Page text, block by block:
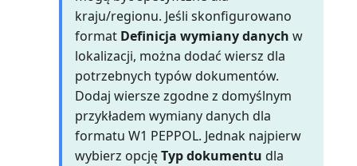
Uzgodnij konta nabywców i
dostawców (raport)
Wartość księgowa środka
trwałego 01 (raport)
Wartość księgowa środka
trwałego 02 (raport)
kraju/regionu. Jeśli skonfigurowano
format Definicja wymiany danych w
lokalizacji, można dodać wiersz dla
potrzebnych typów dokumentów.
Dodaj wiersze zgodne z domyślnym
przykładem wymiany danych dla
formatu W1 PEPPOL. Jednak najpierw
wybierz opcjęTyp dokumentu dla